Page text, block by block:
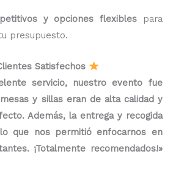
y opciones flexiblespara
presupuesto.
Satisfechos
servicio, nuestro evento fue
y sillas eran de alta calidad y
Además, la entrega y recogida
que nos permitió enfocarnos en
¡Totalmente recomendados!»